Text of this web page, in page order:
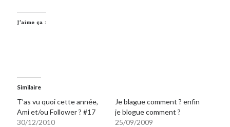
J’aime ça :
Similaire
T’as vu quoi cette année,
Ami et/ou Follower ? #17
30/12/2010
Je blague comment ? enfin
je blogue comment ?
25/09/2009